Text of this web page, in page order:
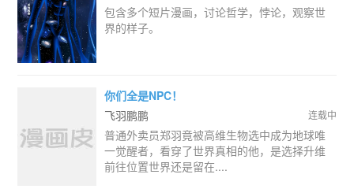
包含多个短片漫画，讨论哲学，悖论，观察世
界的样子。
你们全是NPC！
飞羽鹏鹏
连载中
普通外卖员郑羽竟被高维生物选中成为地球唯
一觉醒者，看穿了世界真相的他，是选择升维
前往位置世界还是留在....